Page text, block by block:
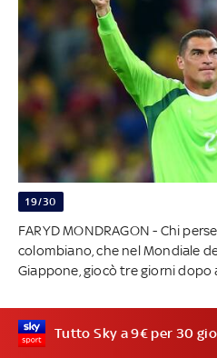
19/30
FARYD MONDRAGON - Chi
colombiano, che nel Mondiale
Giappone, giocò tre giorni dopo
Tutto Sky a 9€ per 30